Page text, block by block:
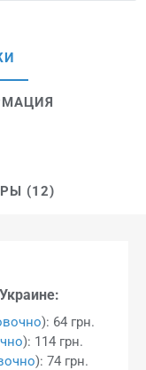
(12)
): 64 грн.
): 114 грн.
): 74 грн.